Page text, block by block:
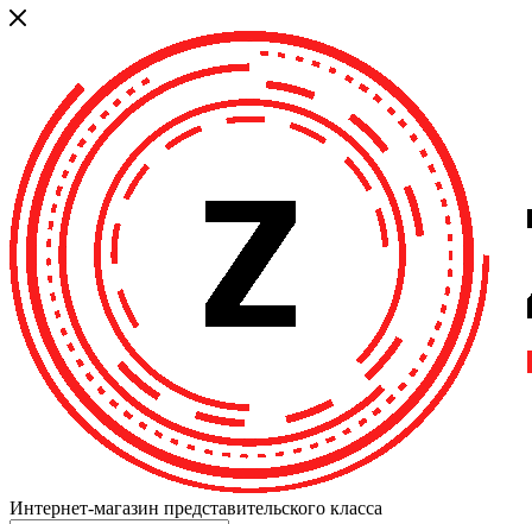
Интернет-магазин представительского класса